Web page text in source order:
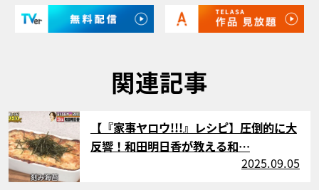
関連記事
サムネイル
【『家事ヤロウ!!!』レシピ】圧倒的に大
反響！和田明日香が教える和…
2025.09.05